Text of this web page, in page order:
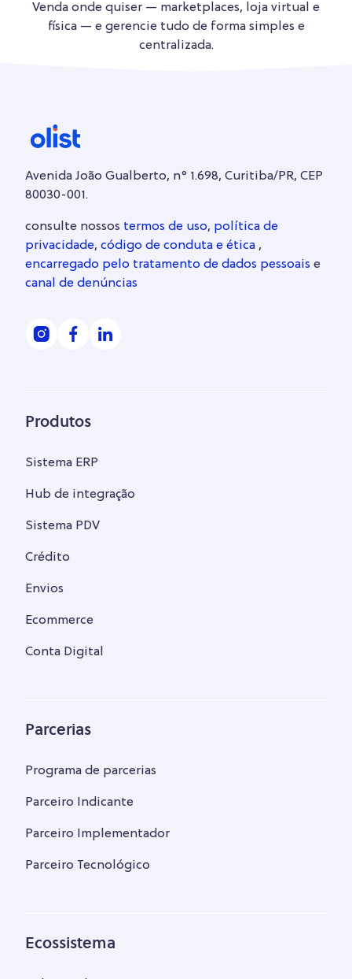
Venda onde quiser — marketplaces, loja virtual e
física — e gerencie tudo de forma simples e
centralizada.
Avenida João Gualberto, n° 1.698, Curitiba/PR, CEP
80030-001.
consulte nossos termos de uso, política de
privacidade, código de conduta e ética ,
encarregado pelo tratamento de dados pessoais e
canal de denúncias
Produtos
Sistema ERP
Hub de integração
Sistema PDV
Crédito
Envios
Ecommerce
Conta Digital
Parcerias
Programa de parcerias
Parceiro Indicante
Parceiro Implementador
Parceiro Tecnológico
Ecossistema